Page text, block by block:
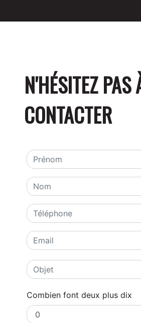
N'HÉSITEZ PAS
CONTACTER
Combien font deux plus dix